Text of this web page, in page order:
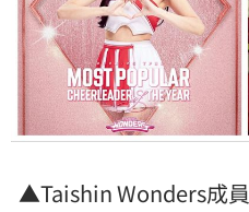
▲Taishin Wonders成員